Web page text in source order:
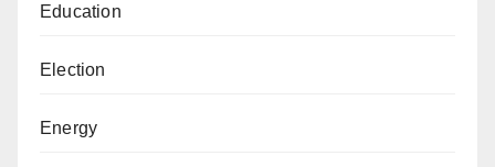
Education
Election
Energy